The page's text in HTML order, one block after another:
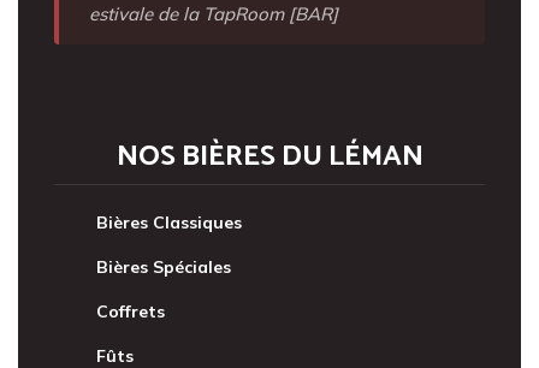
estivale de la TapRoom [BAR]
NOS BIÈRES DU LÉMAN
Bières Classiques
Bières Spéciales
Coffrets
Fûts